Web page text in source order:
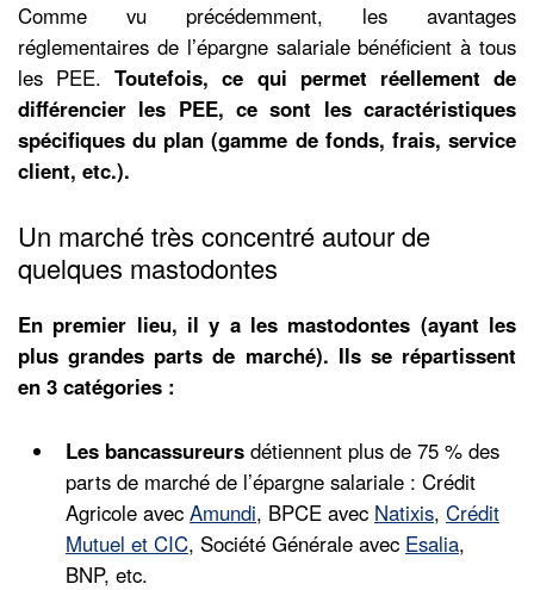
Comme vu précédemment, les avantages
réglementaires de l’épargne salariale bénéficient à tous
les PEE.Toutefois, ce qui permet réellement de
différencier les PEE, ce sont les caractéristiques
spécifiques du plan (gamme de fonds, frais, service
client, etc.).
Un marché très concentré autour de
quelques mastodontes
En premier lieu, il y a les mastodontes (ayant les
plus grandes parts de marché). Ils se répartissent
en 3 catégories :
Les bancassureurs détiennent plus de 75 % des
parts de marché de l’épargne salariale : Crédit
Agricole avec Amundi, BPCE avec Natixis, Crédit
Mutuel et CIC, Société Générale avec Esalia,
BNP, etc.